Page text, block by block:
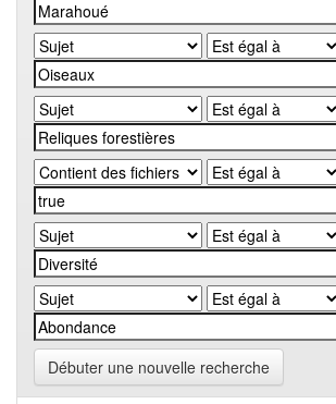
Débuter une nouvelle recherche